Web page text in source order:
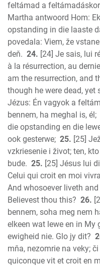
feltámad a
Martha antwoord Hom:
opstanding in die laaste
povedala: Viem, že
deň. 24. [24] Je sais, lui
à la résurrection, au
am the resurrection, and
though he were dead, yet
Jézus: Én vagyok a
bennem, ha meghal is, él;
die opstanding en die
ook gesterwe; 25. [25]
vzkriesenie i život; ten,
bude. 25. [25] Jésus lui
Celui qui croit en moi
And whosoever liveth
Believest thou this? 26.
bennem, soha meg nem
elkeen wat lewe en in My
ewigheid nie. Glo jy dit?
mňa, nezomrie na veky;
quiconque vit et croit en